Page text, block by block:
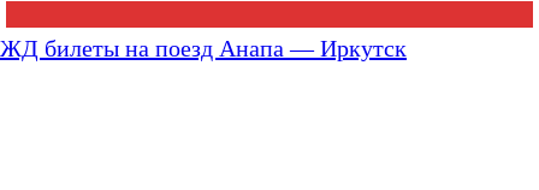
ЖД билеты на поезд Анапа — Иркутск